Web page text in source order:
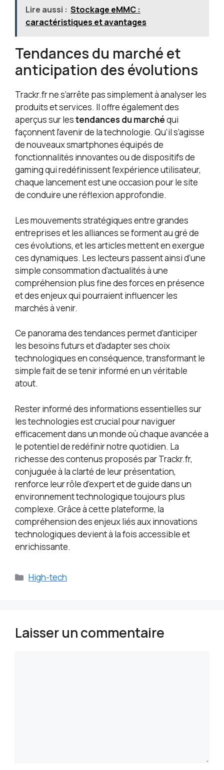
Lire aussi : Stockage eMMC :
caractéristiques et avantages
Tendances du marché et
anticipation des évolutions
Trackr.fr ne s’arrête pas simplement à analyser les
produits et services. Il offre également des
aperçus sur lestendances du marchéqui
façonnent l’avenir de la technologie. Qu’il s’agisse
de nouveaux smartphones équipés de
fonctionnalités innovantes ou de dispositifs de
gaming qui redéfinissent l’expérience utilisateur,
chaque lancement est une occasion pour le site
de conduire une réflexion approfondie.
Les mouvements stratégiques entre grandes
entreprises et les alliances se forment au gré de
ces évolutions, et les articles mettent en exergue
ces dynamiques. Les lecteurs passent ainsi d’une
simple consommation d’actualités à une
compréhension plus fine des forces en présence
et des enjeux qui pourraient influencer les
marchés à venir.
Ce panorama des tendances permet d’anticiper
les besoins futurs et d’adapter ses choix
technologiques en conséquence, transformant le
simple fait de se tenir informé en un véritable
atout.
Rester informé des informations essentielles sur
les technologies est crucial pour naviguer
efficacement dans un monde où chaque avancée a
le potentiel de redéfinir notre quotidien. La
richesse des contenus proposés par Trackr.fr,
conjuguée à la clarté de leur présentation,
renforce leur rôle d’expert et de guide dans un
environnement technologique toujours plus
complexe. Grâce à cette plateforme, la
compréhension des enjeux liés aux innovations
technologiques devient à la fois accessible et
enrichissante.
Catégories
High-tech
Laisser un commentaire